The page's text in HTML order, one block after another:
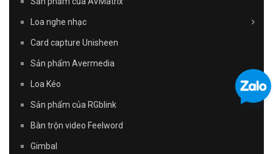
Loa nghe nhạc
Card capture Unisheen
Sản phẩm Avermedia
Loa Kéo
Sản phẩm của RGblink
Bàn trộn video Feelword
Gimbal